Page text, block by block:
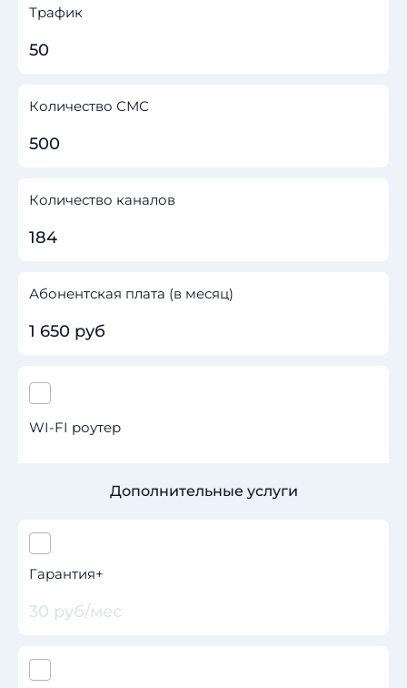
Трафик
50
Количество СМС
500
Количество каналов
184
Абонентская плата (в месяц)
1 650 руб
WI-FI роутер
Дополнительные услуги
Гарантия+
30 руб/мес